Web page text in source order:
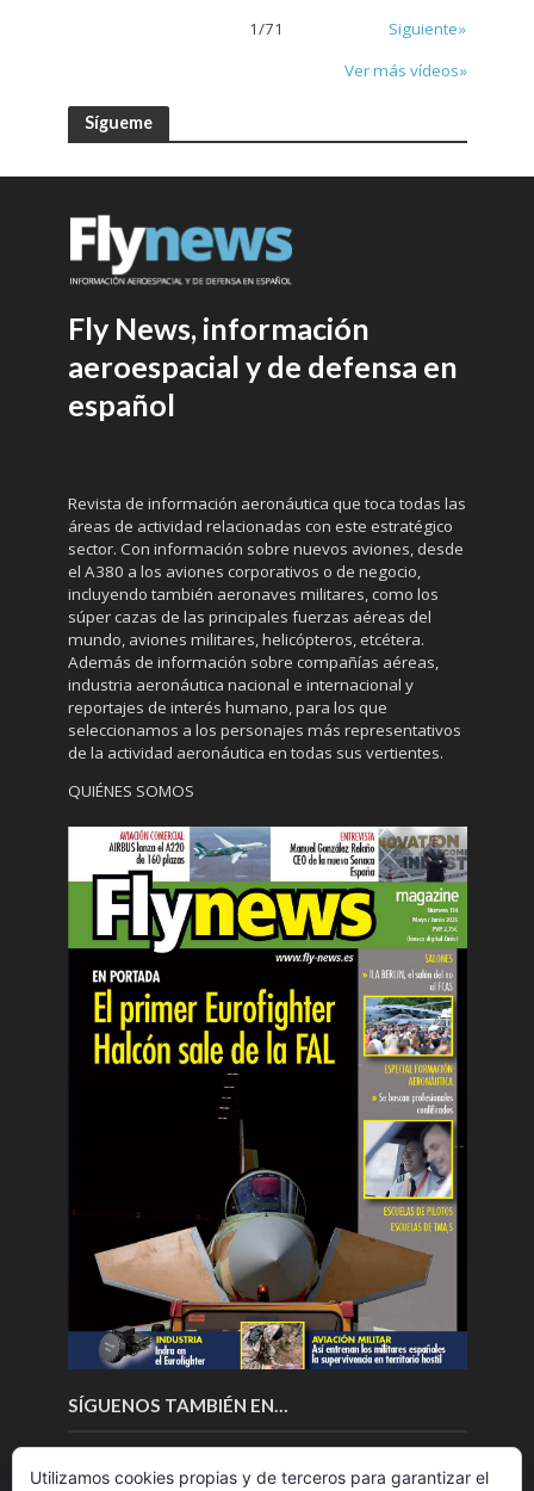
1/71
Siguiente»
Ver más vídeos»
Sígueme
Fly News, información
aeroespacial y de defensa en
español
Revista de información aeronáutica que toca todas las
áreas de actividad relacionadas con este estratégico
sector. Con información sobre nuevos aviones, desde
el A380 a los aviones corporativos o de negocio,
incluyendo también aeronaves militares, como los
súper cazas de las principales fuerzas aéreas del
mundo, aviones militares, helicópteros, etcétera.
Además de información sobre compañías aéreas,
industria aeronáutica nacional e internacional y
reportajes de interés humano, para los que
seleccionamos a los personajes más representativos
de la actividad aeronáutica en todas sus vertientes.
QUIÉNES SOMOS
SÍGUENOS TAMBIÉN EN…
Utilizamos cookies propias y de terceros para garantizar el